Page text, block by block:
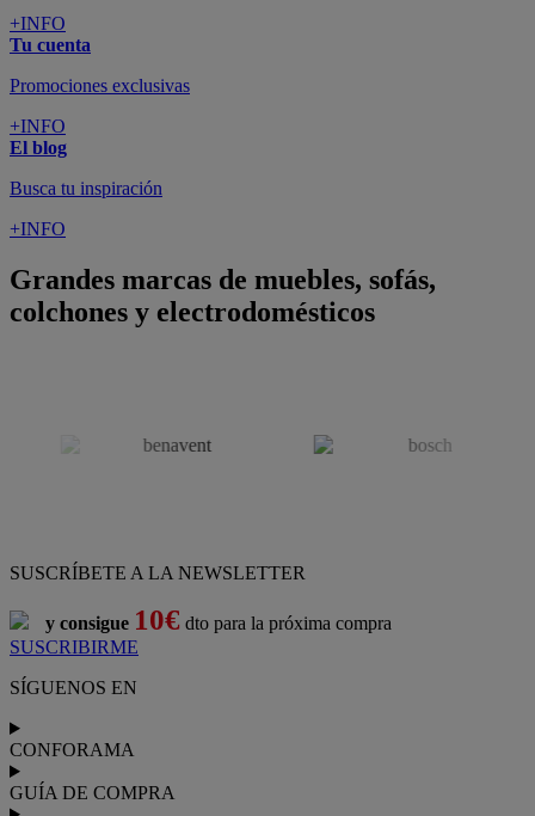
+INFO
Tu cuenta
Promociones exclusivas
+INFO
El blog
Busca tu inspiración
+INFO
Grandes marcas de muebles, sofás,
colchones y electrodomésticos
SUSCRÍBETE A LA NEWSLETTER
y consigue 10€ dto para la próxima compra
SUSCRIBIRME
SÍGUENOS EN
CONFORAMA
GUÍA DE COMPRA